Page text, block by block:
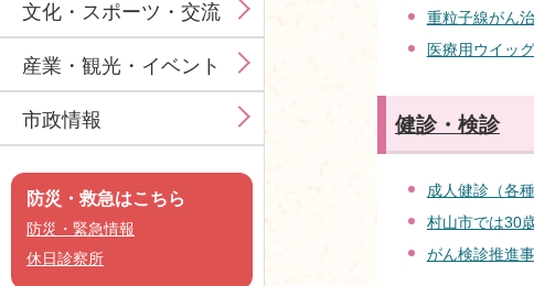
文化・スポーツ・交流
産業・観光・イベント
市政情報
防災・救急はこちら
防災・緊急情報
休日診察所
重粒子線がん
医療用ウイッ
健診・検診
成人健診（各
村山市では30
がん検診推進